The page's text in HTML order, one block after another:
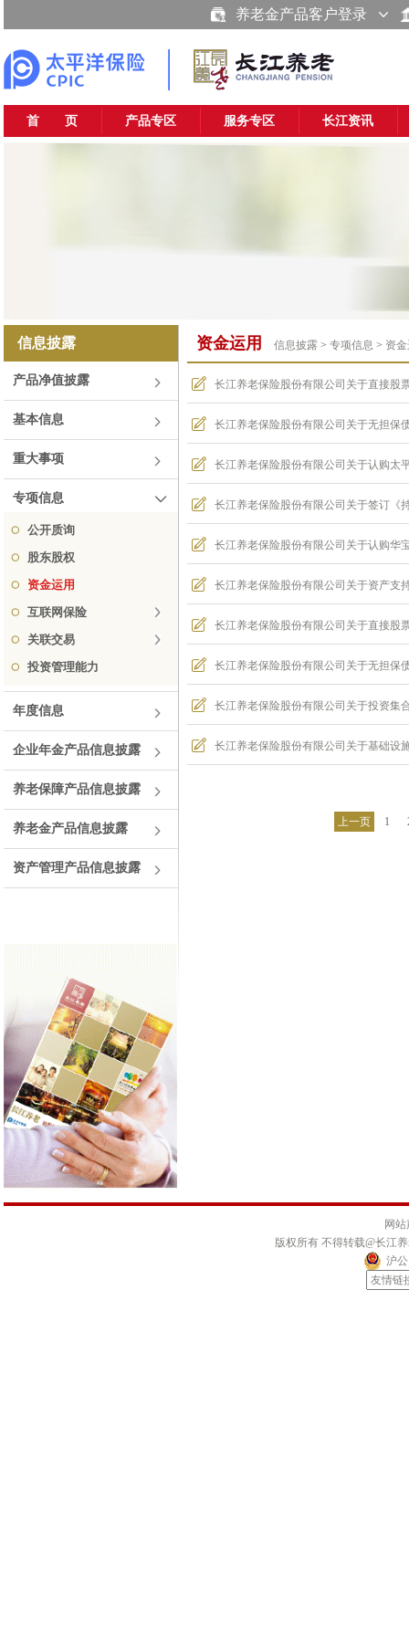
养老金产品客户登录
首 页 产品专区 服务专区 长江资讯
信息披露
产品净值披露
基本信息
重大事项
专项信息
公开质询
股东股权
资金运用
互联网保险
关联交易
投资管理能力
年度信息
企业年金产品信息披露
养老保障产品信息披露
养老金产品信息披露
资产管理产品信息披露
资金运用 信息披露> 专项信息 > 资
长江养老保险股份有限公司关于直接股
长江养老保险股份有限公司关于无担保
长江养老保险股份有限公司关于认购太
长江养老保险股份有限公司关于签订《
长江养老保险股份有限公司关于认购华
长江养老保险股份有限公司关于资产支
长江养老保险股份有限公司关于直接股
长江养老保险股份有限公司关于无担保
长江养老保险股份有限公司关于投资集
长江养老保险股份有限公司关于基础设
上一页 1
网
版权所有 不得转载@长江
沪公